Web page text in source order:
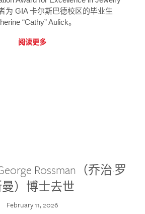
为 GIA 卡尔斯巴德校区的毕业生
“Cathy” Aulick。
阅读更多
Rossman（乔治·罗
）博士去世
February 11, 2026